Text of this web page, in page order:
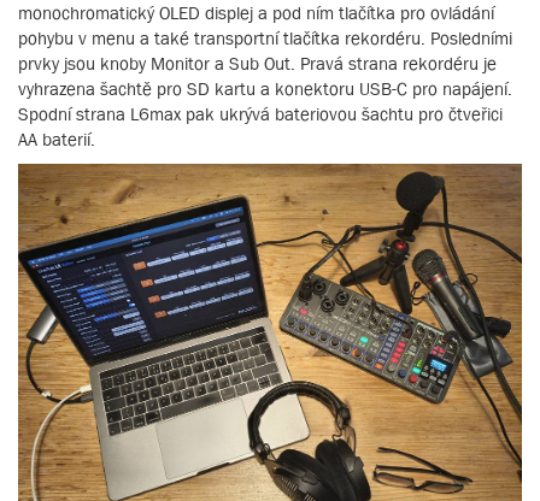
monochromatický OLED displej a pod ním tlačítka pro ovládání
pohybu v menu a také transportní tlačítka rekordéru. Posledními
prvky jsou knoby Monitor a Sub Out. Pravá strana rekordéru je
vyhrazena šachtě pro SD kartu a konektoru USB-C pro napájení.
Spodní strana L6max pak ukrývá bateriovou šachtu pro čtveřici
AA baterií.